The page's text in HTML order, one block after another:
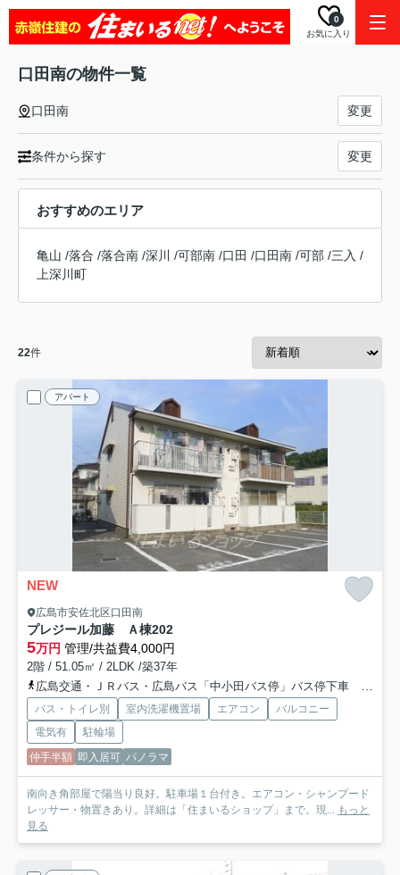
お気に入り
0
口田南の物件一覧
口田南 変更
条件から探す 変更
おすすめのエリア
亀山 /落合 /落合南 /深川 /可部南 /口田 /口田南 /可部 /三入 /
上深川町
22件
アパート
NEW
広島市安佐北区口田南
プレジール加藤 Ａ棟202
5万円 管理/共益費4,000円
2階 / 51.05㎡ / 2LDK /築37年
広島交通・ＪＲバス・広島バス「中小田バス停」バス停下車 徒歩4分
バス・トイレ別 室内洗濯機置場 エアコン
バルコニー
電気有
駐輪場
仲手半額 即入居可 パノラマ
南向き角部屋で陽当り良好。駐車場１台付き。エアコン・シャンプード
レッサー・物置きあり。詳細は「住まいるショップ」まで。現... もっと
見る